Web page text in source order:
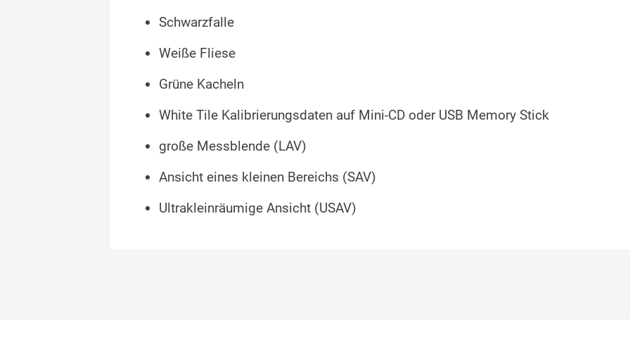
Schwarzfalle
Weiße Fliese
Grüne Kacheln
White Tile Kalibrierungsdaten auf Mini-CD oder USB Memory Stick
große Messblende (LAV)
Ansicht eines kleinen Bereichs (SAV)
Ultrakleinräumige Ansicht (USAV)